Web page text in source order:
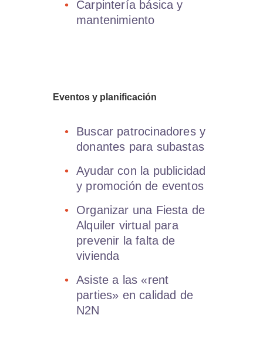
Carpintería básica y
mantenimiento
Eventos y planificación
Buscar patrocinadores y
donantes para subastas
Ayudar con la publicidad
y promoción de eventos
Organizar una Fiesta de
Alquiler virtual para
prevenir la falta de
vivienda
Asiste a las «rent
parties» en calidad de
N2N